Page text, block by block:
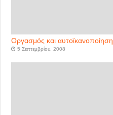
Οργασμός και αυτοϊκανοποίηση
5 Σεπτεμβρίου, 2008